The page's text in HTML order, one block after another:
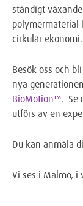
ständigt
polymermaterial
cirkulär ekonomi.
Besök oss och
nya
BioMotion™. Se
utförs av en
Du kan anmäla
Vi ses i Malmö, i